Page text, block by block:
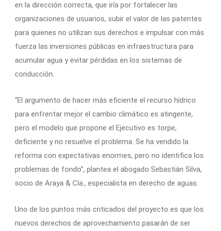
en la dirección correcta, que iría por fortalecer las
organizaciones de usuarios, subir el valor de las patentes
para quienes no utilizan sus derechos e impulsar con más
fuerza las inversiones públicas en infraestructura para
acumular agua y evitar pérdidas en los sistemas de
conducción.
“El argumento de hacer más eficiente el recurso hídrico
para enfrentar mejor el cambio climático es atingente,
pero el modelo que propone el Ejecutivo es torpe,
deficiente y no resuelve el problema. Se ha vendido la
reforma con expectativas enormes, pero no identifica los
problemas de fondo”, plantea el abogado Sebastián Silva,
socio de Araya & Cía., especialista en derecho de aguas.
Uno de los puntos más criticados del proyecto es que los
nuevos derechos de aprovechamiento pasarán de ser